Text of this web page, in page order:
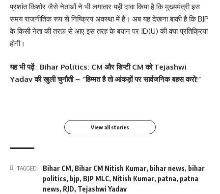
प्रशांत किशोर जैसे नेताओं ने भी लगातार यही दावा किया है कि मुख्यमंत्री इस
समय राजनीतिक रूप से निष्क्रिय अवस्था में हैं। अब यह देखना बाकी है कि BJP
के किसी नेता की तरफ़ से आए इस तरह के बयान पर JD(U) की क्या प्रतिक्रिया
होगी।
यह भी पढ़ें: Bihar Politics: CM और डिप्टी CM को Tejashwi
Yadav की खुली चुनौती – “हिम्मत है तो आंकड़ों पर सार्वजनिक बहस करो!”
सोनम कपूर ने शर्ट के बटन
खोलकर बेबी बंप फ्लॉन्ट किया
श्वेता तिवारी ने सोशल मीडिया
पर फिर लगाई आग, फोटो तेजी
से Viral
Salman Khan की बर्थडे
पार्टी में लगा सितारों का मेला,
श्वेता तिवारी ने सोशल मीडिया
पर लगाई आग फोटो वायरल
View all stories
TAGGED: Bihar CM, Bihar CM Nitish Kumar, bihar news, bihar
politics, bjp, BJP MLC, Nitish Kumar, patna, patna
news, RJD, Tejashwi Yadav